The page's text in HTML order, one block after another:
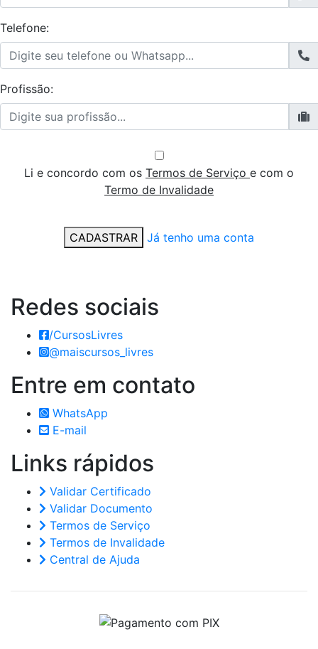
Telefone:
Profissão:
Li e concordo com os Termos de Serviço e com o
Termo de Invalidade
CADASTRAR Já tenho uma conta
Redes sociais
/CursosLivres
@maiscursos_livres
Entre em contato
WhatsApp
E-mail
Links rápidos
Validar Certificado
Validar Documento
Termos de Serviço
Termos de Invalidade
Central de Ajuda